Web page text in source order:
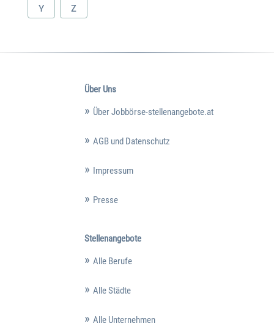
Y Z
Über Uns
Über Jobbörse-stellenangebote.at
AGB und Datenschutz
Impressum
Presse
Stellenangebote
Alle Berufe
Alle Städte
Alle Unternehmen